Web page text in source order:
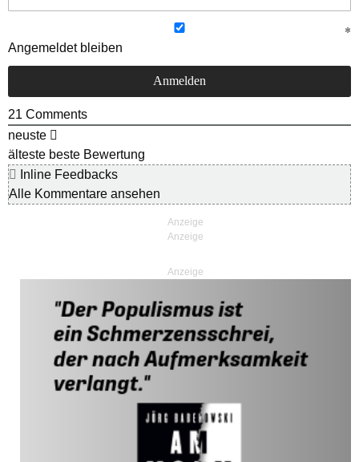
Angemeldet bleiben
21 Comments
neuste
älteste beste Bewertung
Inline Feedbacks
Alle Kommentare ansehen
Anzeige